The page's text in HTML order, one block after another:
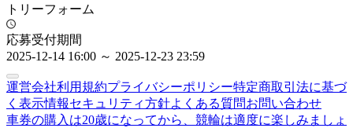
トリーフォーム
応募受付期間
2025-12-14 16:00 ～ 2025-12-23 23:59
運営会社利用規約プライバシーポリシー特定商取引法に基づ
く表示情報セキュリティ方針よくある質問お問い合わせ
車券の購入は20歳になってから、競輪は適度に楽しみましょ